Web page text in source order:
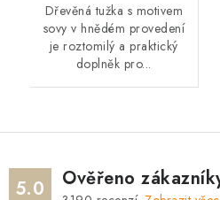
Dřevěná tužka s motivem
sovy v hnědém provedení
je roztomilý a praktický
doplněk pro...
5.0 Ověřeno